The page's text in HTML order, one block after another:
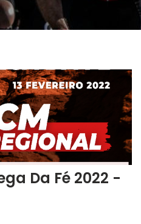
Da Fé 2022 -